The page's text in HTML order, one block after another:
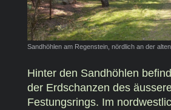
Sandhöhlen am Regenstein, nördlich an der
Hinter den Sandhöhlen
der Erdschanzen des
Festungsrings. Im